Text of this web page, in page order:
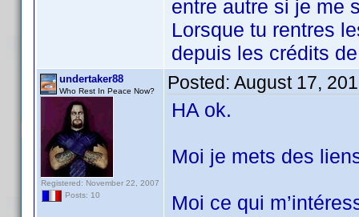
entre autre si je me
Lorsque tu rentres
depuis les crédits
undertaker88
Who Rest In Peace Now?
Registered: November 22, 2007
Posts: 10
Posted: August 17,
HA ok.
Moi je mets des
Moi ce qui